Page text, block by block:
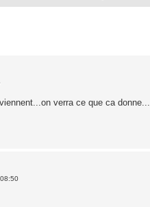
verra ce que ca donne...